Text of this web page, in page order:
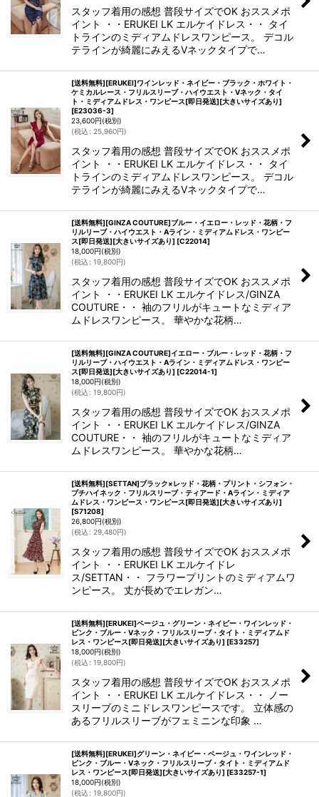
スタッフ着用の感想 普段サイズでOK おススメポ
イント ・・ERUKEI LK エルケイドレス・・ タイ
トラインのミディアムドレスワンピース。 デコル
テラインが綺麗にみえるVネックタイプで…
[送料無料][ERUKEI]ワインレッド・ネイビー・ブラック・ホワイト・
ケミカルレース・フリルスリーブ・ハイウエスト・Vネック・タイ
ト・ミディアムドレス・ワンピース[即日発送][大きいサイズあり]
[E23036-3]
23,600円(税別)
(税込 : 25,960円)
スタッフ着用の感想 普段サイズでOK おススメポ
イント ・・ERUKEI LK エルケイドレス・・ タイ
トラインのミディアムドレスワンピース。 デコル
テラインが綺麗にみえるVネックタイプで…
[送料無料][GINZA COUTURE]ブルー・イエロー・レッド・花柄・フ
リルリーブ・ハイウエスト・Aライン・ミディアムドレス・ワンピー
ス[即日発送][大きいサイズあり] [C22014]
18,000円(税別)
(税込 : 19,800円)
スタッフ着用の感想 普段サイズでOK おススメポ
イント ・・ERUKEI LK エルケイドレス/GINZA
COUTURE・・ 袖のフリルがキュートなミディア
ムドレスワンピース。 華やかな花柄…
[送料無料][GINZA COUTURE]イエロー・ブルー・レッド・花柄・フ
リルリーブ・ハイウエスト・Aライン・ミディアムドレス・ワンピー
ス[即日発送][大きいサイズあり] [C22014-1]
18,000円(税別)
(税込 : 19,800円)
スタッフ着用の感想 普段サイズでOK おススメポ
イント ・・ERUKEI LK エルケイドレス/GINZA
COUTURE・・ 袖のフリルがキュートなミディア
ムドレスワンピース。 華やかな花柄…
[送料無料][SETTAN]ブラック×レッド・花柄・プリント・シフォン・
プチハイネック・フリルスリーブ・ティアード・Aライン・ミディア
ムドレス・ワンピース・ワンピース[即日発送][大きいサイズあり]
[S71208]
26,800円(税別)
(税込 : 29,480円)
スタッフ着用の感想 普段サイズでOK おススメポ
イント ・・ERUKEI LK エルケイドレ
ス/SETTAN・・ フラワープリントのミディアムワ
ンピース。 丈が長めでエレガン…
[送料無料][ERUKEI]ベージュ・グリーン・ネイビー・ワインレッド・
ピンク・ブルー・Vネック・フリルスリーブ・タイト・ミディアムド
レス・ワンピース[即日発送][大きいサイズあり] [E33257]
18,000円(税別)
(税込 : 19,800円)
スタッフ着用の感想 普段サイズでOK おススメポ
イント ・・ERUKEI LK エルケイドレス・・ ノー
スリーブのミニドレスワンピースです。 立体感の
あるフリルスリーブがフェミニンな印象 …
[送料無料][ERUKEI]グリーン・ネイビー・ベージュ・ワインレッド・
ピンク・ブルー・Vネック・フリルスリーブ・タイト・ミディアムド
レス・ワンピース[即日発送][大きいサイズあり] [E33257-1]
18,000円(税別)
(税込 : 19,800円)